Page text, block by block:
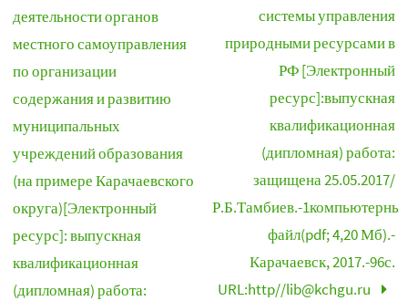
деятельности органов
местного самоуправления
по организации
содержания и развитию
муниципальных
учреждений образования
(на примере Карачаевского
округа)[Электронный
ресурс]: выпускная
квалификационная
(дипломная) работа:
системы управления
природными ресурсами в
РФ [Электронный
ресурс]:выпускная
квалификационная
(дипломная) работа:
защищена 25.05.2017/
Р.Б.Тамбиев.-
файл(pdf; 4,20 Мб).-
Карачаевск, 2017.-96с.
URL:http//lib@kchgu.ru